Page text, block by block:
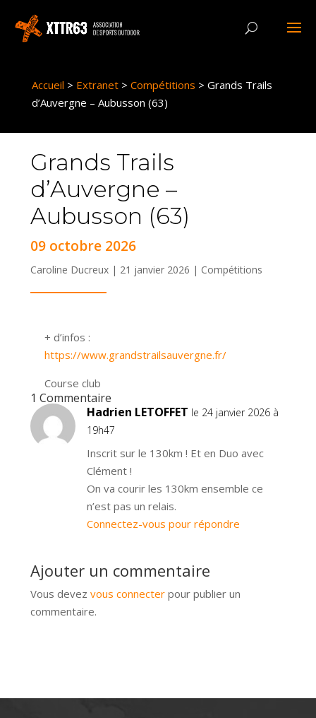
Accueil > Extranet> Compétitions > Grands Trails
d’Auvergne – Aubusson (63)
Grands Trails
d’Auvergne –
Aubusson (63)
09 octobre 2026
Caroline Ducreux | 21 janvier 2026 | Compétitions
+ d’infos :
https://www.grandstrailsauvergne.fr/
Course club
1 Commentaire
Hadrien LETOFFET le 24 janvier 2026 à
19h47
Inscrit sur le 130km ! Et en Duo avec
Clément !
On va courir les 130km ensemble ce
n’est pas un relais.
Connectez-vous pour répondre
Ajouter un commentaire
Vous devez vous connecterpour publier un
commentaire.